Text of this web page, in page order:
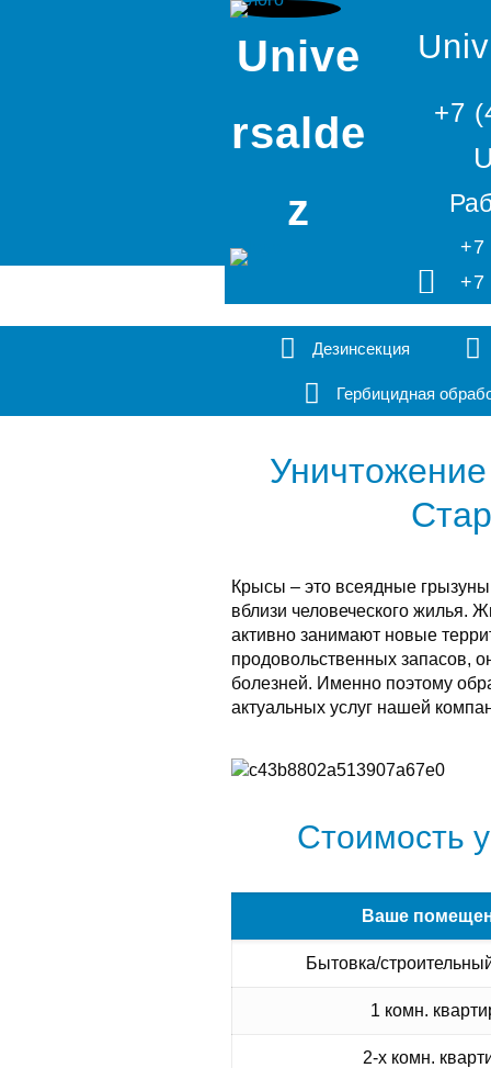
Unive
rsalde
z
+7
+7
+7
Дезинсекция
Гербицидная
Крысы – это всеядные
вблизи человеческого жилья.
активно занимают новые
продовольственных запасов,
болезней. Именно поэтому
актуальных услуг нашей
Стоимость
Ваше
Бытовка/
1 комн.
2-х комн.